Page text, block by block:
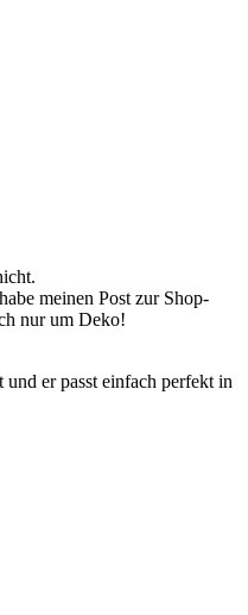
meinen Post zur Shop-
nur um Deko!
er passt einfach perfekt in